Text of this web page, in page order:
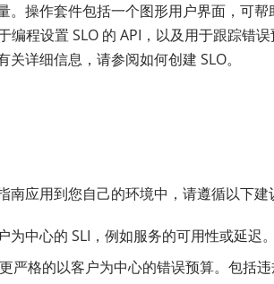
。操作套件包括一个图形用户界面，可帮
编程设置 SLO 的 API，以及用于跟踪错
详细信息，请参阅如何创建 SLO。
南应用到您自己的环境中，请遵循以下建
为中心的 SLI，例如服务的可用性或延迟
严格的以客户为中心的错误预算。包括